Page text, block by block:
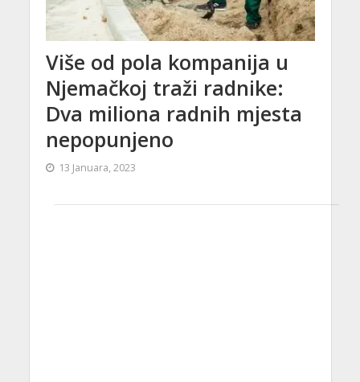
Više od pola kompanija u
Njemačkoj traži radnike:
Dva miliona radnih mjesta
nepopunjeno
13 Januara, 2023